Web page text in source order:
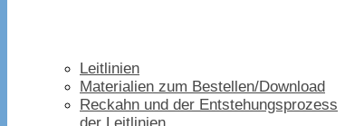
Leitlinien
Materialien zum Bestellen/Download
Reckahn und der Entstehungsprozess